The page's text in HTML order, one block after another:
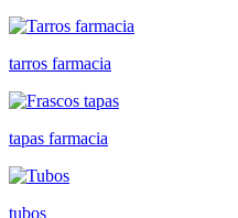
tarros farmacia
tapas farmacia
tubos